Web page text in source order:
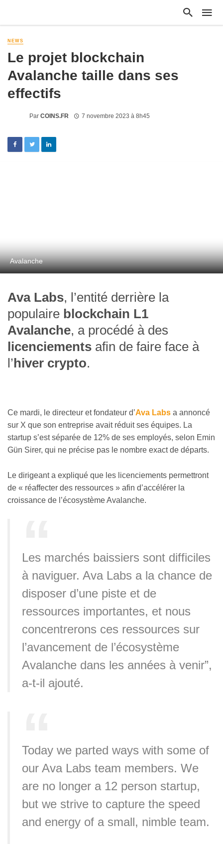
NEWS
Le projet blockchain
Avalanche taille dans ses
effectifs
Par COINS.FR 7 novembre 2023 à 8h45
Avalanche
Ava Labs, l’entité derrière la
populaire blockchain L1
Avalanche, a procédé à des
licenciements afin de faire face à
l’ hiver crypto.
Ce mardi, le directeur et fondateur d’Ava Labs a annoncé
sur X que son entreprise avait réduit ses équipes. La
startup s’est séparée de 12% de ses employés, selon Emin
Gün Sirer, qui ne précise pas le nombre exact de départs.
Le dirigeant a expliqué que les licenciements permettront
de « réaffecter des ressources » afin d’accélérer la
croissance de l’écosystème Avalanche.
Les marchés baissiers sont difficiles
à naviguer. Ava Labs a la chance de
disposer d’une piste et de
ressources importantes, et nous
concentrerons ces ressources sur
l’avancement de l’écosystème
Avalanche dans les années à venir”,
a-t-il ajouté.
Today we parted ways with some of
our Ava Labs team members. We
are no longer a 12 person startup,
but we strive to capture the speed
and energy of a small, nimble team.